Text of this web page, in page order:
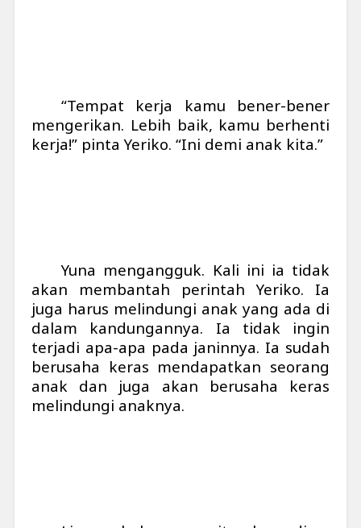
“Tempat kerja kamu bener-bener
mengerikan. Lebih baik, kamu berhenti
kerja!” pinta Yeriko. “Ini demi anak kita.”
Yuna mengangguk. Kali ini ia tidak
akan membantah perintah Yeriko. Ia
juga harus melindungi anak yang ada di
dalam kandungannya. Ia tidak ingin
terjadi apa-apa pada janinnya. Ia sudah
berusaha keras mendapatkan seorang
anak dan juga akan berusaha keras
melindungi anaknya.